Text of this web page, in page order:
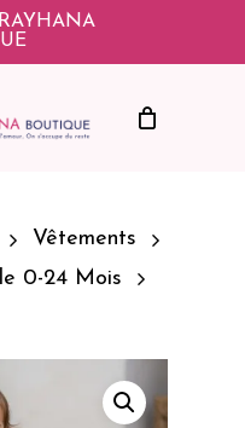
Vêtements
0-24 Mois